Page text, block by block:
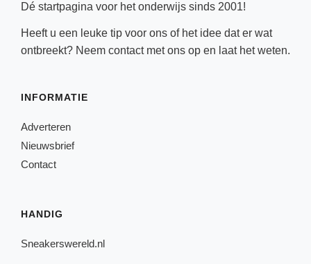
Dé startpagina voor het onderwijs sinds 2001!
Heeft u een leuke tip voor ons of het idee dat er wat
ontbreekt? Neem contactmet ons op en laat het weten.
INFORMATIE
Adverteren
Nieuwsbrief
Contact
HANDIG
Sneakerswereld.nl